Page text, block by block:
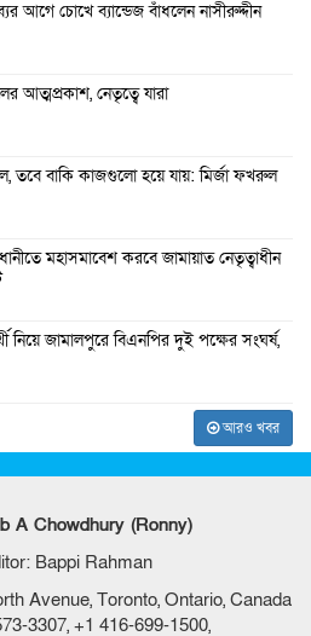
আগে চোখে ব্যান্ডেজ বাঁধলেন নাসীরুদ্দীন
আত্মপ্রকাশ, নেতৃত্বে যারা
তবে বাকি কাজগুলো হয়ে যায়: মির্জা ফখরুল
মহাসমাবেশ করবে জামায়াত নেতৃত্বাধীন
নিয়ে জামালপুরে বিএনপির দুই পক্ষের সংঘর্ষ,
আরও খবর
A Chowdhury (Ronny)
Bappi Rahman
Avenue, Toronto, Ontario, Canada
3307, +1 416-699-1500,